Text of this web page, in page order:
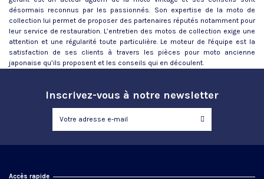
désormais reconnus par les passionnés. Son expertise de la moto de
collection lui permet de proposer des partenaires réputés notamment pour
leur service de restauration. L’entretien des motos de collection exige une
attention et une régularité toute particulière. Le moteur de l'équipe est la
satisfaction de ses clients à travers les pièces pour moto ancienne
japonaise qu’ils proposent et les conseils qui en découlent.
Inscrivez-vous à notre newsletter
Accès rapide